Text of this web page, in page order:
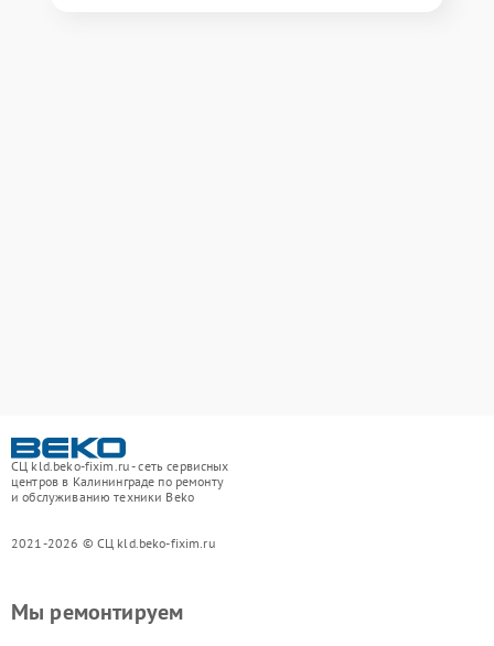
СЦ kld.beko-fixim.ru - сеть сервисных
центров в Калининграде по ремонту
и обслуживанию техники Beko
2021-2026 © СЦ kld.beko-fixim.ru
Мы ремонтируем